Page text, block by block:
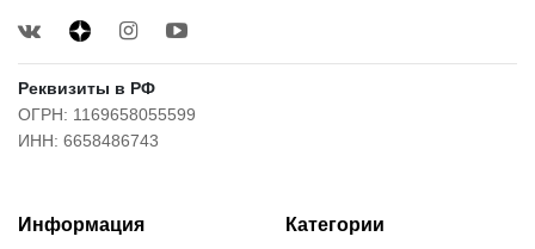
Реквизиты в РФ
ОГРН: 1169658055599
ИНН: 6658486743
Информация Категории